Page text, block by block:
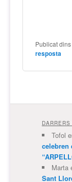
Publicat
resposta
Tofol
celebren
Marta
Sant